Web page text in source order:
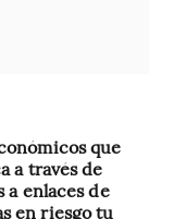
que
a través de
a enlaces de
en riesgo tu